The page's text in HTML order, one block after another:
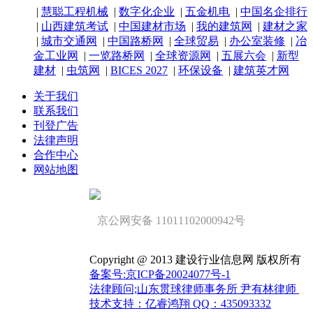
| 慧聪工程机械 | 数字化企业 | 五金机电 | 中国名企排行
| 山西建筑考试 | 中国建材市场 | 我的建筑网 | 建材之家
| 城市交通网 | 中国路桥网 | 全球贸易 | 办公室装修 | 冶
金工业网
| 一览路桥网 | 全球资源网 | 五展六会 | 新型
建材 | 虫筑网 | BICES 2027 | 环保设备 | 建筑英才网
关于我们
联系我们
刊登广告
法律声明
合作中心
网站地图
京公网安备 11011102000942号
Copyright @ 2013 建设行业信息网 版权所有
备案号:京ICP备20024077号-1
法律顾问;山东贯球律师事务所 尹有林律师
技术支持：亿睿鸿翔 QQ：435093332